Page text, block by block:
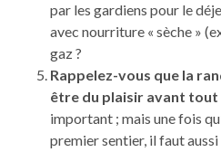
par les gardiens pour le
avec nourriture « sèche »
gaz ?
Rappelez-vous que la
être du plaisir avant tout
important ; mais une fois
premier sentier, il faut